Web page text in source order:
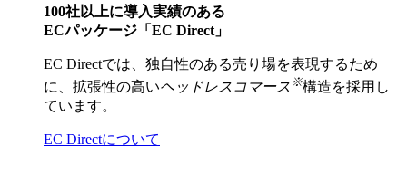
100社以上に導入実績のある
ECパッケージ「EC Direct」
EC Directでは、独自性のある売り場を表現するため
に、拡張性の高いヘッドレスコマース ※構造を採用し
ています。
EC Directについて